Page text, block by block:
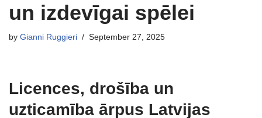
un izdevīgai spēlei
by Gianni Ruggieri September 27, 2025
Licences, drošība un
uzticamība ārpus Latvijas